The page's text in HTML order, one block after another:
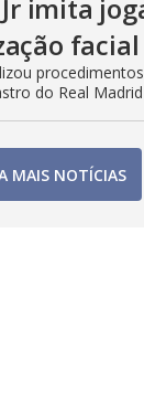
imita
facial
do Real Madrid
MAIS NOTÍCIAS